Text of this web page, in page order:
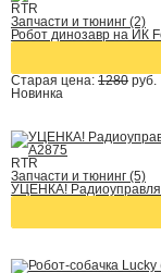
RTR
Запчасти и тюнинг (2)
Робот динозавр на ИК
Старая цена: 1280 руб.
Новинка
RTR
Запчасти и тюнинг (5)
УЦЕНКА!